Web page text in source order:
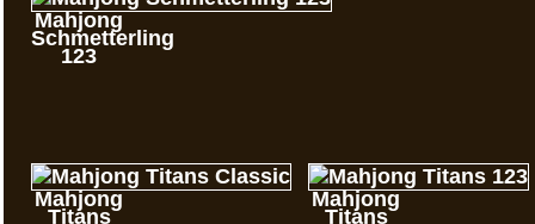
Mahjong
Schmetterling
123
Mahjong
Titans
Mahjong
Titans